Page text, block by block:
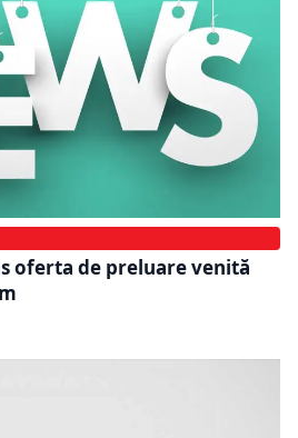
oferta de preluare venită